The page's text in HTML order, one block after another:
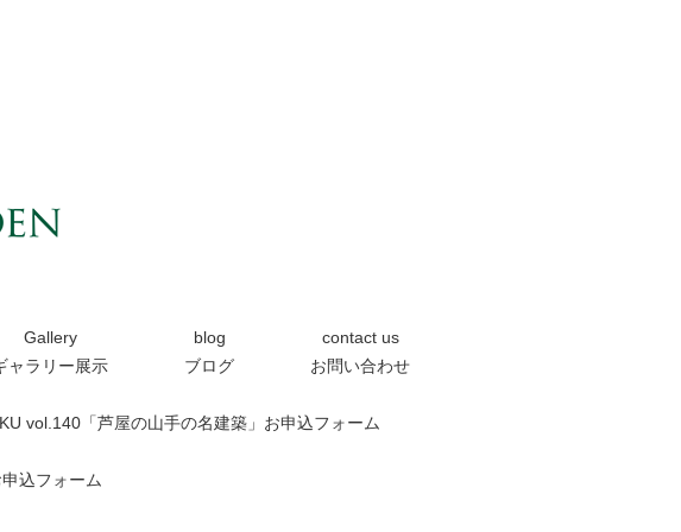
Gallery
ャラリー展示
blog
ブログ
contact us
お問い合わせ
vol.140「芦屋の山手の名建築」お申込フォーム
込フォーム